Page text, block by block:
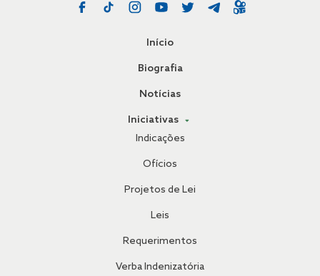
Início
Biografia
Notícias
Iniciativas
Indicações
Ofícios
Projetos de Lei
Leis
Requerimentos
Verba Indenizatória